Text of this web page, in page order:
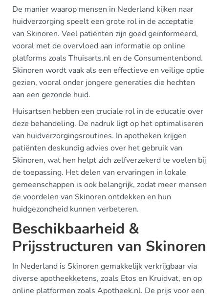
De manier waarop mensen in Nederland kijken naar
huidverzorging speelt een grote rol in de acceptatie
van Skinoren. Veel patiënten zijn goed geïnformeerd,
vooral met de overvloed aan informatie op online
platforms zoals Thuisarts.nl en de Consumentenbond.
Skinoren wordt vaak als een effectieve en veilige optie
gezien, vooral onder jongere generaties die hechten
aan een gezonde huid.
Huisartsen hebben een cruciale rol in de educatie over
deze behandeling. De nadruk ligt op het optimaliseren
van huidverzorgingsroutines. In apotheken krijgen
patiënten deskundig advies over het gebruik van
Skinoren, wat hen helpt zich zelfverzekerd te voelen bij
de toepassing. Het delen van ervaringen in lokale
gemeenschappen is ook belangrijk, zodat meer mensen
de voordelen van Skinoren ontdekken en hun
huidgezondheid kunnen verbeteren.
Beschikbaarheid &
Prijsstructuren van Skinoren
In Nederland is Skinoren gemakkelijk verkrijgbaar via
diverse apotheekketens, zoals Etos en Kruidvat, en op
online platformen zoals Apotheek.nl. De prijs voor een